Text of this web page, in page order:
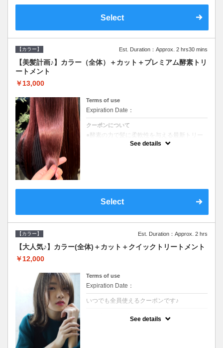
Select
【カラー】 Est. Duration：Approx. 2 hrs30 mins
【美髪計画♪】カラー（全体）＋カット＋プレミアム酵素トリ
ートメント
￥13,000
Terms of use
Expiration Date：
クーポンについて
●酵素の力で髪に柔軟性を与える最新トリー
トメント●ＳＢ込●長さ料金あり《こちらのク
See details
Select
【カラー】 Est. Duration：Approx. 2 hrs
【大人気♪】カラー(全体)＋カット＋クイックトリートメント
￥12,000
Terms of use
Expiration Date：
いつでも全員使えるクーポンです♪
See details